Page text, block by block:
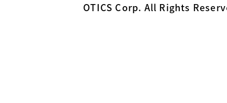
OTICS Corp. All Rights